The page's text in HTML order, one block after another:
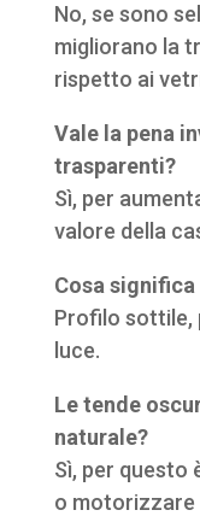
No, se sono
migliorano la
rispetto ai
Vale la pena
trasparenti?
Sì, per
valore della
Cosa
Profilo sottile,
luce.
Le tende
naturale?
Sì, per questo
o motorizzare